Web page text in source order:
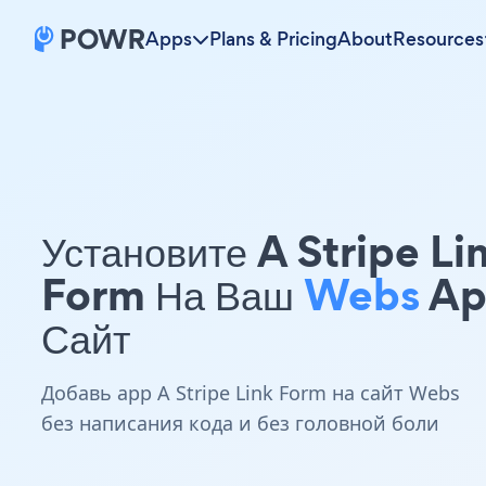
Apps Plans & PricingAboutResources
Установите A Stripe
Form На ВашWebs
Сайт
Добавь app A Stripe Link Form на сайт Webs
без написания кода и без головной боли